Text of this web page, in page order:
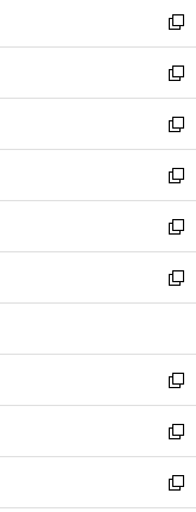
く
で
開
く
ド
ウ
で
開
く
ィ
ン
ド
ウ
で
開
く
い
ウ
ィ
ン
ド
ウ
で
開
く
新
し
い
ウ
ィ
ン
ド
ウ
で
開
く
新
し
い
ウ
ィ
ン
ド
ウ
で
開
新
し
い
ウ
ィ
ン
ド
ウ
開
く
新
し
い
ウ
ィ
ン
ウ
で
開
く
新
し
い
ウ
ン
ド
ウ
で
開
く
新
し
ウ
ィ
ン
ド
ウ
で
開
新
し
い
ウ
ィ
新
し
い
新